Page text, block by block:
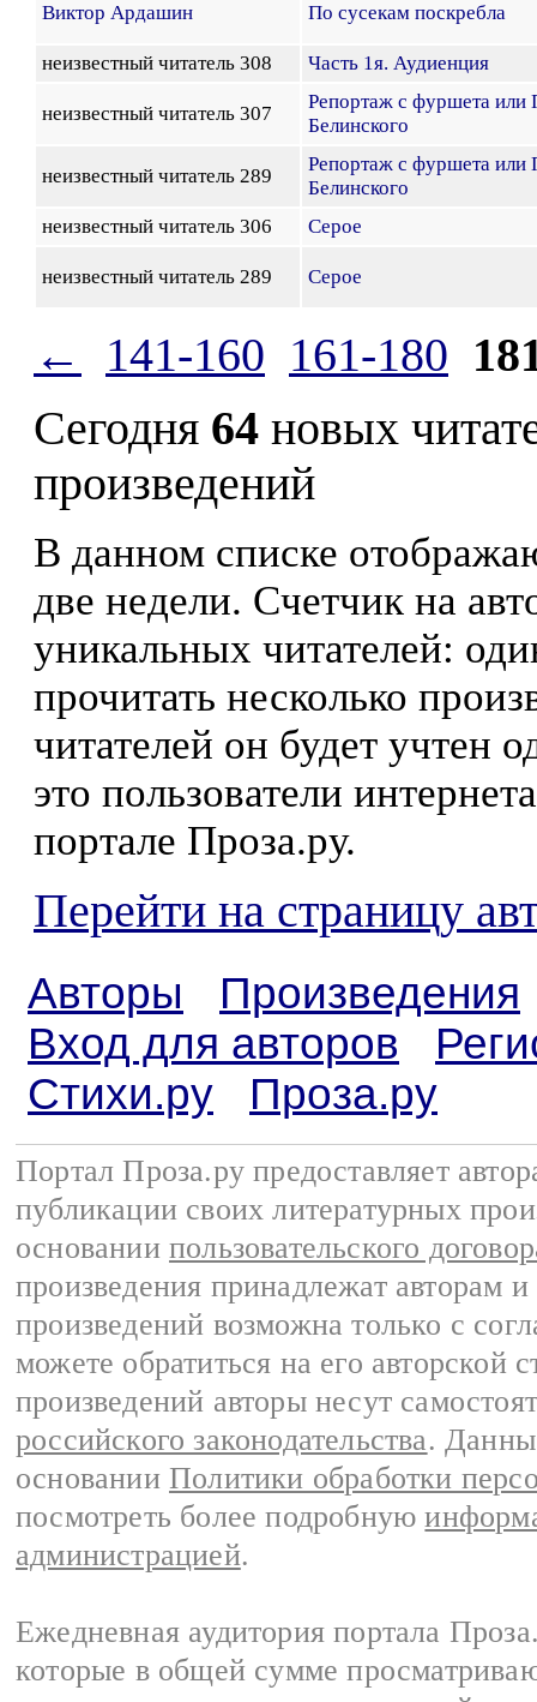
Виктор Ардашин По сусекам поскребла
неизвестный читатель 308 Часть 1я. Аудиенция
неизвестный читатель 307
Репортаж с фуршета или
Белинского
неизвестный читатель 289
Репортаж с фуршета или
Белинского
неизвестный читатель 306
Серое
неизвестный читатель 289 Серое
← 141-160 161-180
Сегодня 64 новых
произведений
В данном списке
две недели. Счетчик на
уникальных читателей:
прочитать несколько
читателей он будет учтен
это пользователи
портале Проза.ру.
Перейти на страницу
Авторы
Произведения
Вход для авторов
Стихи.ру
Проза.ру
Портал Проза.ру предоставляет
публикации своих литературных
основании пользовательского
произведения принадлежат авторам
произведений возможна только с
можете обратиться на его авторской
произведений авторы несут
российского законодательства.
основании Политики обработки
посмотреть более подробную
администрацией.
Ежедневная аудитория портала
которые в общей сумме